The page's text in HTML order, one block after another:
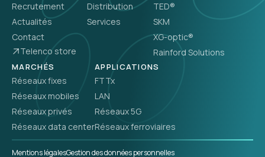
Recrutement
Actualités
Contact
Telenco store
Distribution
Services
TED®
SKM
XG-optic®
Rainford Solutions
MARCHÉS
Réseaux fixes
Réseaux mobiles
Réseaux privés
Réseaux data center
APPLICATIONS
FTTx
LAN
Réseaux 5G
Réseaux ferroviaires
Mentions légalesGestion des données personnelles